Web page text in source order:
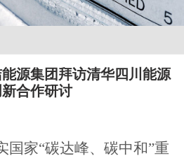
源集团拜访清华四川能源
合作研讨
国家“碳达峰、碳中和”重